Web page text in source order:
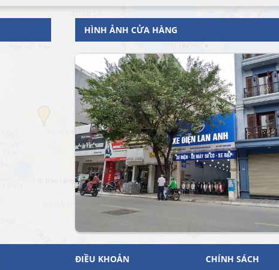
HÌNH ẢNH CỬA HÀNG
ĐIỀU KHOẢN CHÍNH SÁCH